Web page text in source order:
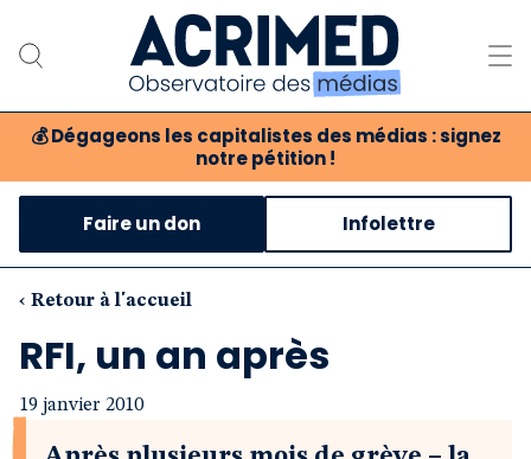
💰 Dégageons les capitalistes des médias : signez
notre pétition !
Notre association
Notre critique des médias
Nos propositions
Notre revue
Faire un don Infolettre
‹ Retour à l'accueil
RFI, un an après
19 janvier 2010